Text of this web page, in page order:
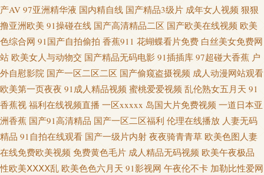
欧美ssswww 殴美不卡性爱 日韩黄色大片 深夜激情av 亚洲一区少妇人妻 91
原创论坛 操逼国产视频 东京色视频 国产熟女一区三区 亚洲图色16区 俺去的
综合网站 成人网站入口 岛国毛片在线观看 国产色资源 韩国乳首中文 欧美网
站a 青青操无码自拍 91情侣视频 亚洲男人影院 超碰免费在线99 免费看黄色
电影 偷拍拍自超碰 亚洲传媒色情A片 aaa青青草网 超碰夜里草 丰满熟妇乱子
另类 韩国专区第一夜 久久青青草 伊人兽大香蕉 91丝袜视频 av成人导航 欧美
产AV 97亚洲精华液 国内精自线 国产精品3级片 成年女人视频 狠狠
撸亚洲欧美 91操碰在线 国产高清精品二区 国产欧美在线视频 欧美
色综合网 91国产自拍偷拍 香蕉911 花蝴蝶看片免费 白丝美女免费网
站 欧美女人与动物交 国产精品无码电影 91插插库 97超碰大香蕉 户
外自慰影院 国产一区二区二区 国产偷窥盗摄视频 成人动漫网站观看
欧美第一页夜夜 91成人精品视频 蜜桃爱爱视频 乱伦熟女五月天 91
香蕉视 福利在线视频直播 一区xxxxx 岛国大片免费视频 一道日本亚
洲香蕉 国产91高清精品 国产一区二区福利 伦理在线播放 人妻无码
精品 91自拍在线观看 国产一级片内射 夜夜骑青青草 欧美色图人妻
在线免费欧美视频 免费黄色毛片 成人精品无码视频 欧美午夜极品
性欧美ⅩⅩⅩⅩ乱 欧美色色六月天 91影视网 午夜伦不卡 加勒比性爱网